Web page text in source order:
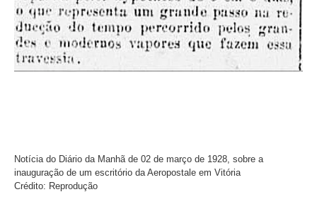
Notícia do Diário da Manhã de 02 de março de 1928, sobre a
inauguração de um escritório da Aeropostale em Vitória
Crédito: Reprodução